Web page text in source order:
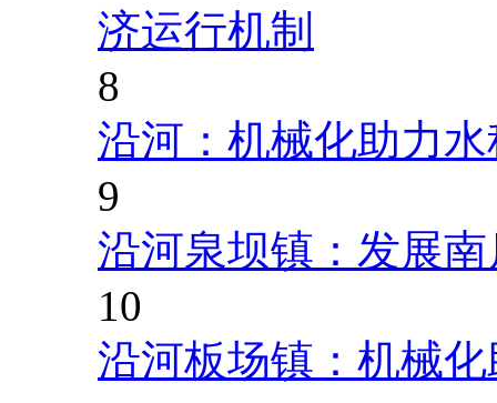
济运行机制
8
沿河：机械化助力
9
沿河泉坝镇：发展
10
沿河板场镇：机械